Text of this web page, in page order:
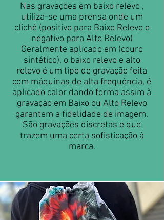
Nas gravações em baixo relevo ,
utiliza-se uma prensa onde um
clichê (positivo para Baixo Relevo e
negativo para Alto Relevo)
Geralmente aplicado em (couro
sintético), o baixo relevo e alto
relevo é um tipo de gravação feita
com máquinas de alta frequência, é
aplicado calor dando forma assim à
gravação em Baixo ou Alto Relevo
garantem a fidelidade de imagem.
São gravações discretas e que
trazem uma certa sofisticação à
marca.